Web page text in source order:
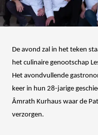
De avond zal in het teken
het culinaire genootschap
Het avondvullende
keer in hun 28-jarige
Âmrath Kurhaus waar de
verzorgen.